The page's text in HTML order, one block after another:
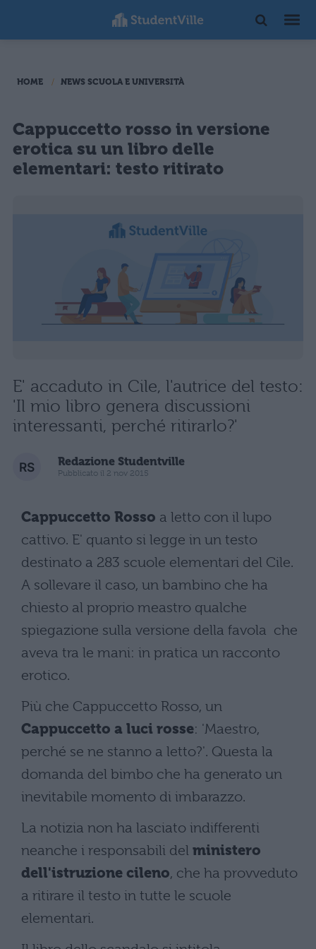
HOME NEWS SCUOLA E UNIVERSITÀ
Cappuccetto rosso in versione
erotica su un libro delle
elementari: testo ritirato
E' accaduto in Cile, l'autrice del testo:
'Il mio libro genera discussioni
interessanti, perché ritirarlo?'
Redazione Studentville
Pubblicato il 2 nov 2015
Cappuccetto Rosso a letto con il lupo
cattivo. E' quanto si legge in un testo
destinato a 283 scuole elementari del Cile.
A sollevare il caso, un bambino che ha
chiesto al proprio meastro qualche
spiegazione sulla versione della favola che
aveva tra le mani: in pratica un racconto
erotico.
Più che Cappuccetto Rosso, un
Cappuccetto a luci rosse: 'Maestro,
perché se ne stanno a letto?'. Questa la
domanda del bimbo che ha generato un
inevitabile momento di imbarazzo.
La notizia non ha lasciato indifferenti
neanche i responsabili del ministero
dell'istruzione cileno, che ha provveduto
a ritirare il testo in tutte le scuole
elementari.